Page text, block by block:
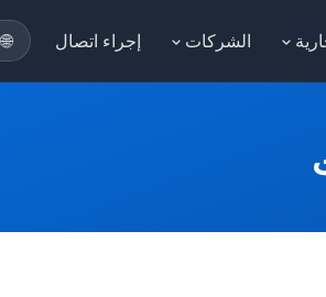
الشركات إجراء اتصال 🌐 AR